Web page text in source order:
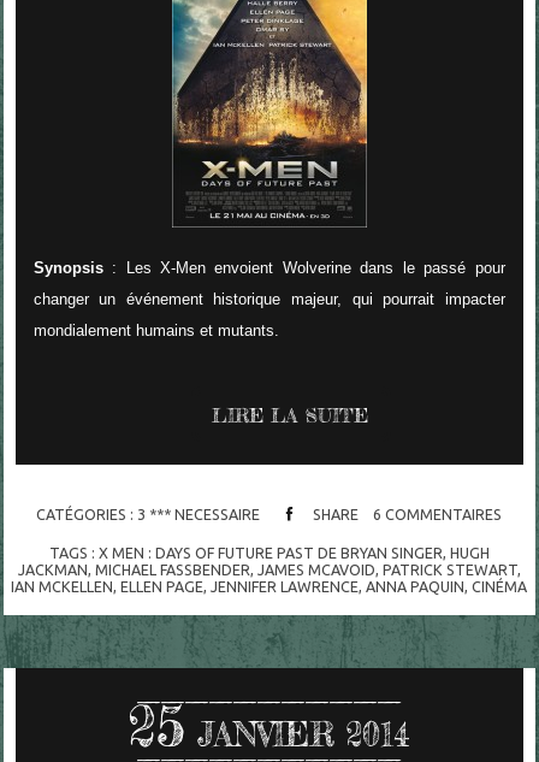
Synopsis: Les X-Men envoient Wolverine dans le passé pour
changer un événement historique majeur, qui pourrait impacter
mondialement humains et mutants.
LIRE LA SUITE
CATÉGORIES : 3 *** NECESSAIRE SHARE 6 COMMENTAIRES
TAGS : X MEN : DAYS OF FUTURE PAST DE BRYAN SINGER, HUGH
JACKMAN, MICHAEL FASSBENDER, JAMES MCAVOID, PATRICK STEWART,
IAN MCKELLEN,ELLEN PAGE,JENNIFER LAWRENCE,ANNA PAQUIN,CINÉMA
25 JANVIER 2014